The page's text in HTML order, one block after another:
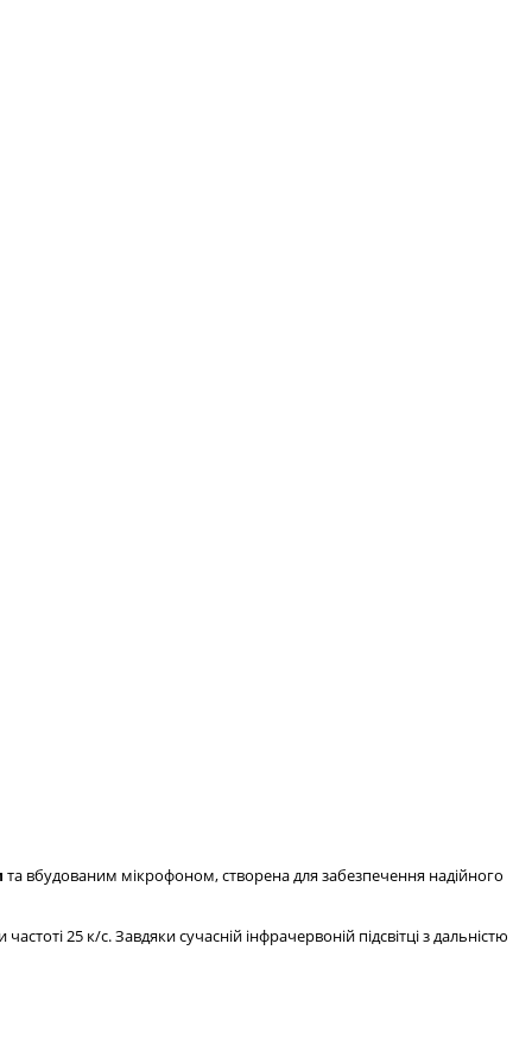
та вбудованим мікрофоном, створена для забезпечення надійного
частоті 25 к/с. Завдяки сучасній інфрачервоній підсвітці з дальністю